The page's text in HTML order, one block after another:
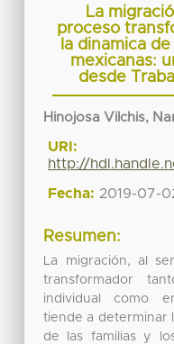
La
proceso
la dinamica
mexicanas:
desde
Hinojosa Vilchis,
URI:
http://
Fecha: 2019-07-
Resumen:
La migración, al
transformador
individual como
tiende a determinar
de las familias y